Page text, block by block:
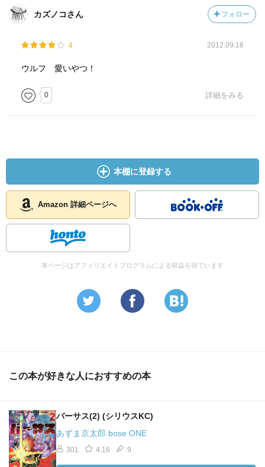
カズノコさん フォロー
4 2012.09.16
ウルフ 愛いやつ！
0 詳細をみる
本棚に登録する
Amazon 詳細ページへ
本ページはアフィリエイトプログラムによる収益を得ています
この本が好きな人におすすめの本
バーサス(2) (シリウスKC)
あずま京太郎 bose ONE
301 4.16 9